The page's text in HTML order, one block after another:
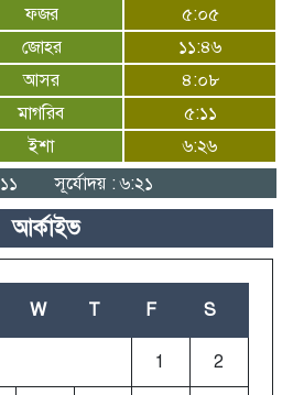
ফজর
৫:০৫
জোহর
১১:৪৬
আসর
৪:০৮
মাগরিব
৫:১১
ইশা
৬:২৬
সূর্যোদয় : ৬:২১
আর্কাইভ
W T F S
1 2